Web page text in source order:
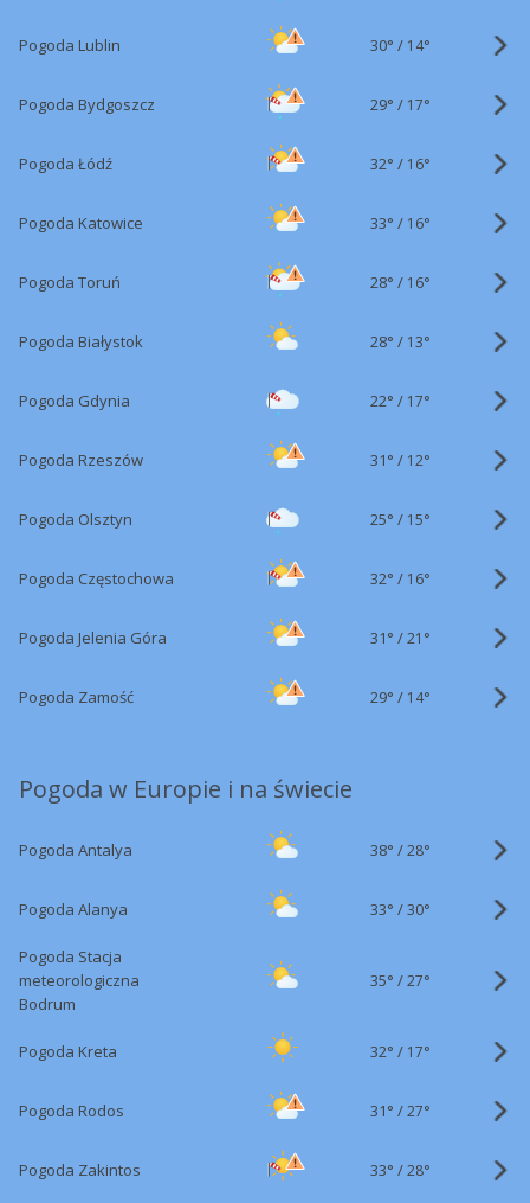
Pogoda Lublin 30° / 14°
Pogoda Bydgoszcz 29° / 17°
Pogoda Łódź 32° / 16°
Pogoda Katowice 33° / 16°
Pogoda Toruń 28° / 16°
Pogoda Białystok 28° / 13°
Pogoda Gdynia 22° / 17°
Pogoda Rzeszów 31° / 12°
Pogoda Olsztyn 25° / 15°
Pogoda Częstochowa 32° / 16°
Pogoda Jelenia Góra 31° /21°
Pogoda Zamość 29° / 14°
Pogoda w Europie i na świecie
Pogoda Antalya 38° /28°
Pogoda Alanya 33° /30°
Pogoda Stacja
meteorologiczna
Bodrum
35° /27°
Pogoda Kreta 32° / 17°
Pogoda Rodos 31° /27°
Pogoda Zakintos 33° /28°